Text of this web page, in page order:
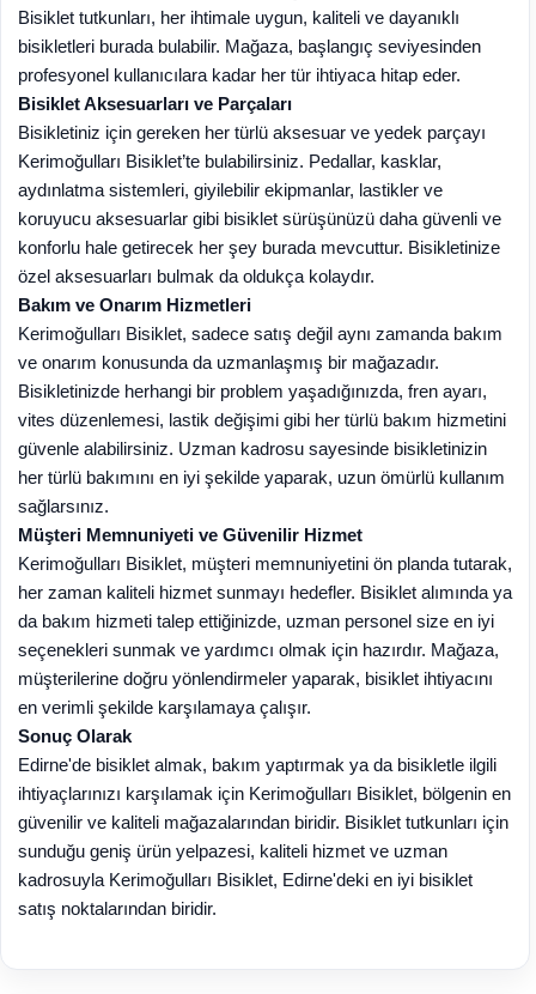
Bisiklet tutkunları, her ihtimale uygun, kaliteli ve dayanıklı
bisikletleri burada bulabilir. Mağaza, başlangıç seviyesinden
profesyonel kullanıcılara kadar her tür ihtiyaca hitap eder.
Bisiklet Aksesuarları ve Parçaları
Bisikletiniz için gereken her türlü aksesuar ve yedek parçayı
Kerimoğulları Bisiklet’te bulabilirsiniz. Pedallar, kasklar,
aydınlatma sistemleri, giyilebilir ekipmanlar, lastikler ve
koruyucu aksesuarlar gibi bisiklet sürüşünüzü daha güvenli ve
konforlu hale getirecek her şey burada mevcuttur. Bisikletinize
özel aksesuarları bulmak da oldukça kolaydır.
Bakım ve Onarım Hizmetleri
Kerimoğulları Bisiklet, sadece satış değil aynı zamanda bakım
ve onarım konusunda da uzmanlaşmış bir mağazadır.
Bisikletinizde herhangi bir problem yaşadığınızda, fren ayarı,
vites düzenlemesi, lastik değişimi gibi her türlü bakım hizmetini
güvenle alabilirsiniz. Uzman kadrosu sayesinde bisikletinizin
her türlü bakımını en iyi şekilde yaparak, uzun ömürlü kullanım
sağlarsınız.
Müşteri Memnuniyeti ve Güvenilir Hizmet
Kerimoğulları Bisiklet, müşteri memnuniyetini ön planda tutarak,
her zaman kaliteli hizmet sunmayı hedefler. Bisiklet alımında ya
da bakım hizmeti talep ettiğinizde, uzman personel size en iyi
seçenekleri sunmak ve yardımcı olmak için hazırdır. Mağaza,
müşterilerine doğru yönlendirmeler yaparak, bisiklet ihtiyacını
en verimli şekilde karşılamaya çalışır.
Sonuç Olarak
Edirne'de bisiklet almak, bakım yaptırmak ya da bisikletle ilgili
ihtiyaçlarınızı karşılamak için Kerimoğulları Bisiklet, bölgenin en
güvenilir ve kaliteli mağazalarından biridir. Bisiklet tutkunları için
sunduğu geniş ürün yelpazesi, kaliteli hizmet ve uzman
kadrosuyla Kerimoğulları Bisiklet, Edirne'deki en iyi bisiklet
satış noktalarından biridir.